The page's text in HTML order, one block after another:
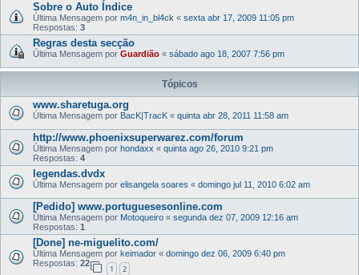
Sobre o Auto Índice
Última Mensagem por m4n_in_bl4ck « sexta abr 17, 2009 11:05 pm
Respostas: 3
Regras desta secção
Última Mensagem por Guardião « sábado ago 18, 2007 7:56 pm
Tópicos
www.sharetuga.org
Última Mensagem por BacK|TracK « quinta abr 28, 2011 11:58 am
http://www.phoenixsuperwarez.com/forum
Última Mensagem por hondaxx « quinta ago 26, 2010 9:21 pm
Respostas: 4
legendas.dvdx
Última Mensagem por elisangela soares « domingo jul 11, 2010 6:02 am
[Pedido] www.portuguesesonline.com
Última Mensagem por Motoqueiro « segunda dez 07, 2009 12:16 am
Respostas: 1
[Done] ne-miguelito.com/
Última Mensagem por keimador « domingo dez 06, 2009 6:40 pm
Respostas: 22
1 2